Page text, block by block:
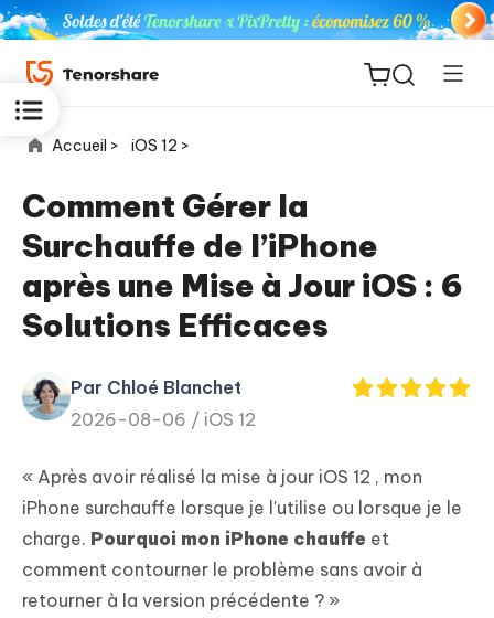
ReiBoot
for iOS
PDF
Editor
New
iAnyGo
Accueil > iOS 12 >
Comment Gérer la
Surchauffe de l’iPhone
après une Mise à Jour iOS : 6
Solutions Efficaces
Par Chloé Blanchet
2026-08-06 / iOS 12
« Après avoir réalisé la mise à jour iOS 12 , mon
iPhone surchauffe lorsque je l'utilise ou lorsque je le
charge. Pourquoi mon iPhone chauffe et
comment contourner le problème sans avoir à
retourner à la version précédente ? »